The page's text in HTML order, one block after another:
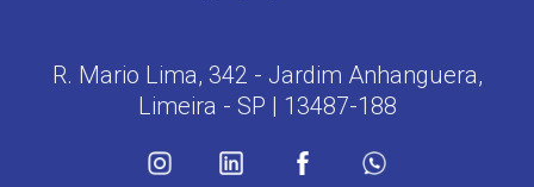
R. Mario Lima, 342 - Jardim Anhanguera,
Limeira - SP | 13487-188